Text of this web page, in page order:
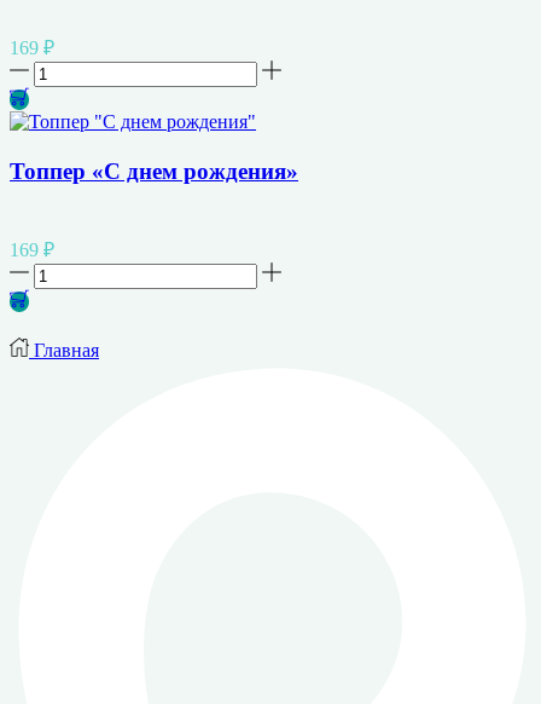
169 ₽
Количество
товара
Топпер
"Бабушке"
Топпер «С днем рождения»
169 ₽
Количество
товара
днем
Главная